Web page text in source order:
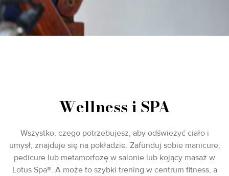
Wellness i SPA
Wszystko, czego potrzebujesz, aby odświeżyć ciało i
umysł, znajduje się na pokładzie. Zafunduj sobie manicure,
pedicure lub metamorfozę w salonie lub kojący masaż w
Lotus Spa®. A może to szybki trening w centrum fitness, a